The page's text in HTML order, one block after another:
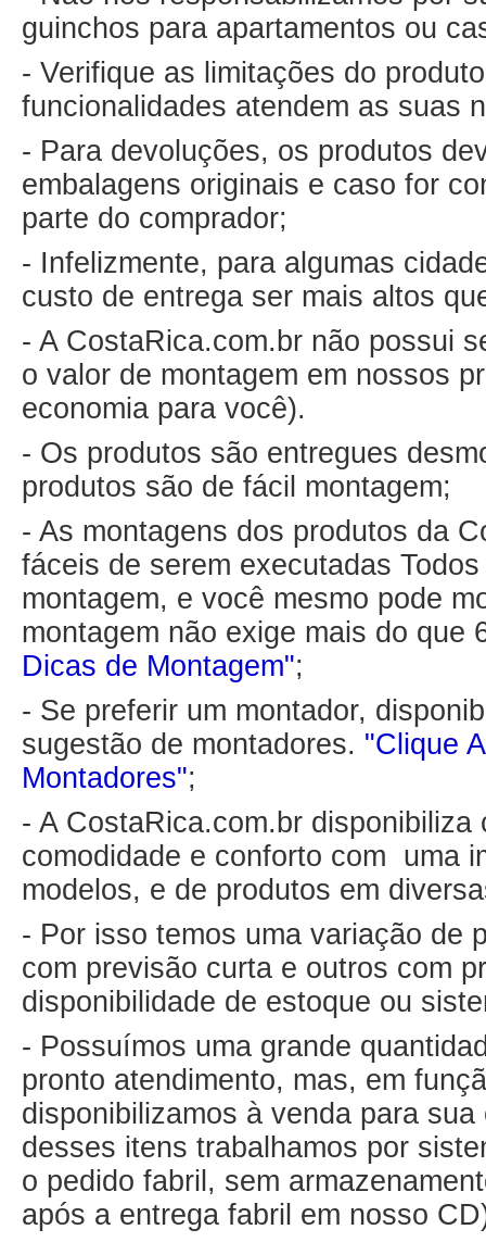
guinchos para apartamentos ou
- Verifique as limitações do
funcionalidades atendem as suas
- Para devoluções, os produtos
embalagens originais e caso for
parte do comprador;
- Infelizmente, para algumas
custo de entrega ser mais altos
- A CostaRica.com.br não possui
o valor de montagem em nossos
economia para você).
- Os produtos são entregues
produtos são de fácil montagem;
- As montagens dos produtos da
fáceis de serem executadas
montagem, e você mesmo pode
montagem não exige mais do que
Dicas de Montagem";
- Se preferir um montador,
sugestão de montadores. "Clique
Montadores";
- A CostaRica.com.br
comodidade e conforto com uma
modelos, e de produtos em
- Por isso temos uma variação de
com previsão curta e outros com
disponibilidade de estoque ou
- Possuímos uma grande
pronto atendimento, mas, em
disponibilizamos à venda para
desses itens trabalhamos por
o pedido fabril, sem
após a entrega fabril em nosso